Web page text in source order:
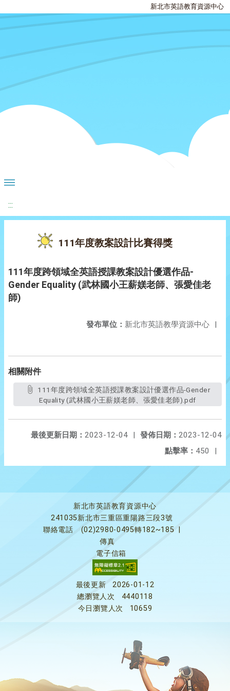
新北市英語教育資源中心
:::
111年度教案設計比賽得獎
111年度跨領域全英語授課教案設計優選作品-
Gender Equality (武林國小王薪媄老師、張愛佳老
師)
發布單位： 新北市英語教學資源中心 |
相關附件
Equality (武林國小王薪媄老師、張愛佳老師).pdf
發佈日期： 2023-12-04
最後更新日期： 2023-12-04
|
點擊率： 450 |
新北市英語教育資源中心
241035新北市三重區重陽路三段3號
聯絡電話
(02)2980-0495轉182~185
傳真
電子信箱
最後更新
2026-01-12
總瀏覽人次
4440118
今日瀏覽人次
10659